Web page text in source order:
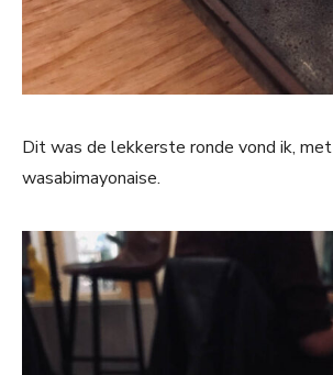
Dit was de lekkerste ronde vond ik, met
wasabimayonaise.